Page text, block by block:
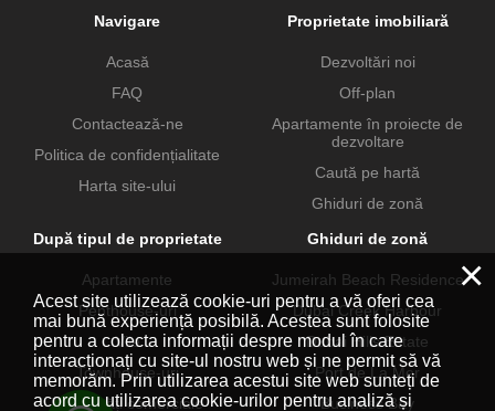
Navigare
Acasă
FAQ
Contactează-ne
Politica de confidențialitate
Harta site-ului
Proprietate imobiliară
Dezvoltări noi
Off-plan
Apartamente în proiecte de
dezvoltare
Caută pe hartă
Ghiduri de zonă
După tipul de proprietate
Apartamente
Penthouse-uri
Vile
Townhouse-uri
Proprietăți comerciale
Ghiduri de zonă
Jumeirah Beach Residence
Dubai Creek Harbour
Dubai Hills Estate
Port de La Mer
Business Bay
×
Acest site utilizează cookie-uri pentru a vă oferi cea
mai bună experiență posibilă. Acestea sunt folosite
pentru a colecta informații despre modul în care
interacționați cu site-ul nostru web și ne permit să vă
memorăm. Prin utilizarea acestui site web sunteți de
acord cu utilizarea cookie-urilor pentru analiză și